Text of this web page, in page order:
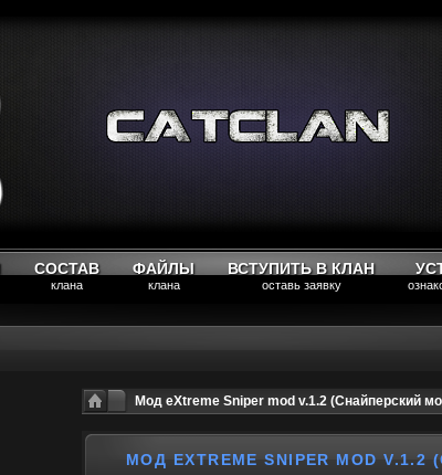
СОСТАВ
клана
ФАЙЛЫ
клана
ВСТУПИТЬ В КЛАН
оставь заявку
Мод eXtreme Sniper mod v.1.2 (Снайперский
МОД EXTREME SNIPER MOD